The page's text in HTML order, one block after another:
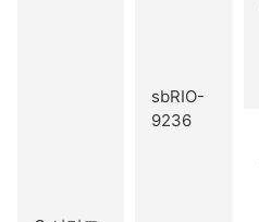
sbRIO-
9236